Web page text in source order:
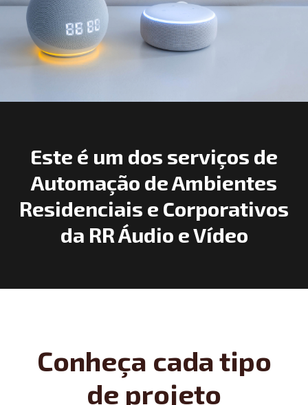
Este é um dos serviços de
Automação de Ambientes
Residenciais e Corporativos
da RR Áudio e Vídeo
Conheça cada tipo
de projeto